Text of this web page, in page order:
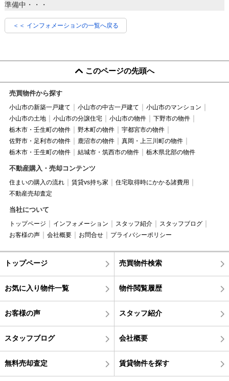
準備中・・・
＜＜ インフォメーションの一覧へ戻る
このページの先頭へ
売買物件から探す
小山市の新築一戸建て 小山市の中古一戸建て
小山市のマンション
小山市の土地
小山市の分譲住宅 小山市の物件
下野市の物件
栃木市・壬生町の物件
野木町の物件
宇都宮市の物件
佐野市・足利市の物件
鹿沼市の物件
真岡・上三川町の物件
栃木市・壬生町の物件
結城市・筑西市の物件 栃木県北部の物件
不動産購入・売却コンテンツ
住まいの購入の流れ 賃貸vs持ち家
住宅取得時にかかる諸費用
不動産売却査定
当社について
トップページ インフォメーション スタッフ紹介
スタッフブログ
お客様の声
会社概要 お問合せ プライバシーポリシー
トップページ 売買物件検索
お気に入り物件一覧 物件閲覧履歴
お客様の声 スタッフ紹介
スタッフブログ 会社概要
無料売却査定 賃貸物件を探す